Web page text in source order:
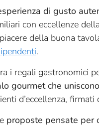
di gusto
con eccellenze
della buona
.
i regali gastronomici
gourmet che
d’eccellenza,
proposte pensate per